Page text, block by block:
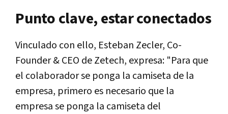
Punto clave, estar conectados
Vinculado con ello, Esteban Zecler, Co-
Founder & CEO de Zetech, expresa: "Para que
el colaborador se ponga la camiseta de la
empresa, primero es necesario que la
empresa se ponga la camiseta del